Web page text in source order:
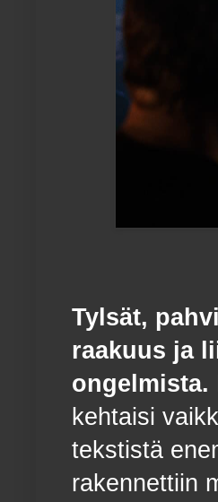
Tylsät,
raakuus ja
ongelmista.
kehtaisi
tekstistä
rakennettiin